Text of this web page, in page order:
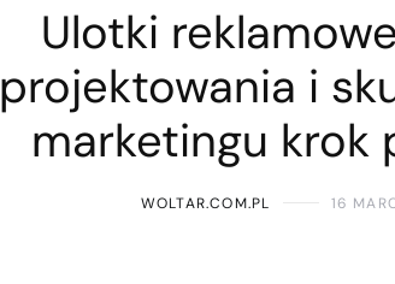
Ulotki
projektowania i
marketingu krok
WOLTAR.COM.PL 16